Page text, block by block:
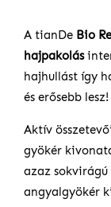
A tianDe Bio
hajpakolás
hajhullást így
és erősebb lesz!
Aktív
gyökér
azaz
angyalgyökér